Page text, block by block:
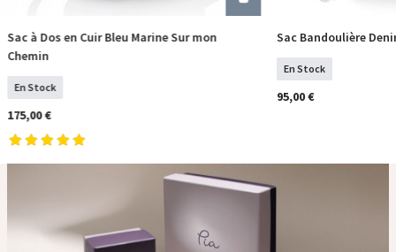
COMMANDER
Sac à Dos en Cuir Bleu Marine Sur mon
Chemin
En Stock
175,00 €
Sac Bandoulière
En Stock
95,00 €